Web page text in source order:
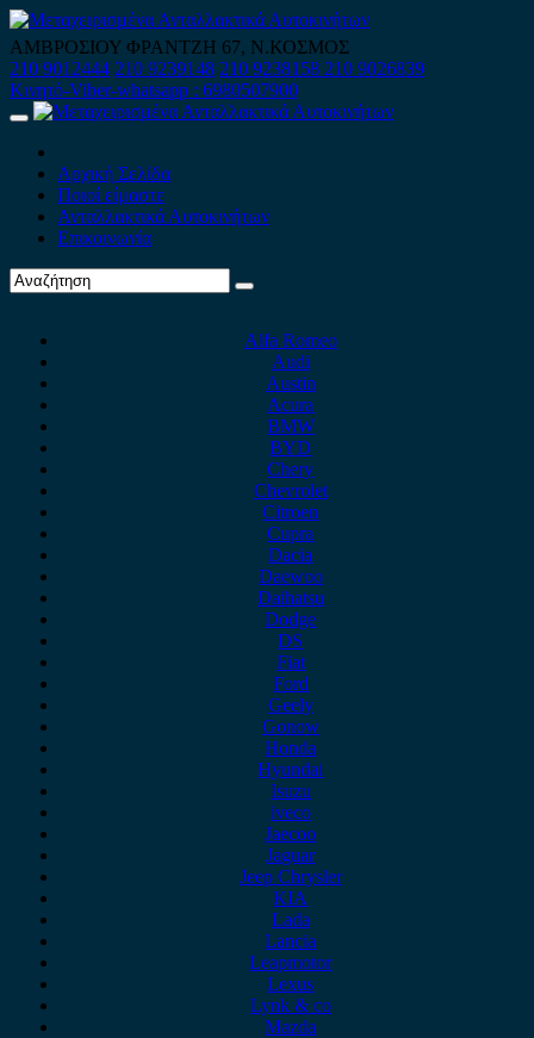
Skip
to
content
ΑΜΒΡΟΣΙΟΥ ΦΡΑΝΤΖΗ 67, Ν.ΚΟΣΜΟΣ
210 9012444 210 9239148 210 9238158 210 9026839
Κινητό-Viber-whatsapp : 6980507900
Primary
Αρχική Σελίδα
Ποιοί είμαστε
Ανταλλακτικά Αυτοκινήτων
Επικοινωνία
Alfa Romeo
Audi
Austin
Acura
BMW
BYD
Chery
Chevrolet
Citroen
Cupra
Dacia
Daewoo
Daihatsu
Dodge
DS
Fiat
Ford
Geely
Gonow
Honda
Hyundai
Isuzu
iveco
Jaecoo
Jaguar
Jeep Chrysler
KIA
Lada
Lancia
Leapmotor
Lexus
Lynk & co
Mazda